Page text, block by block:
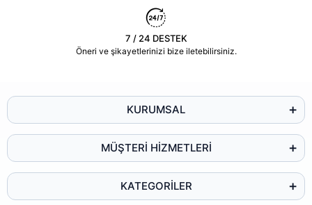
7 / 24 DESTEK
Öneri ve şikayetlerinizi bize iletebilirsiniz.
KURUMSAL
MÜŞTERİ HİZMETLERİ
KATEGORİLER